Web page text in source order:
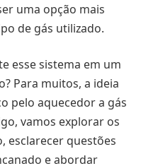
uma opção mais
de gás utilizado.
esse sistema em um
Para muitos, a ideia
pelo aquecedor a gás
vamos explorar os
esclarecer questões
e abordar